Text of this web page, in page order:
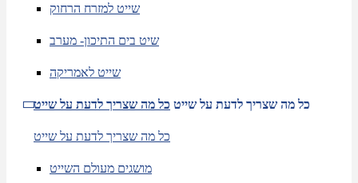
שייט למזרח הרחוק
שיט בים התיכון- מערב
שייט לאמריקה
כל מה שצריך לדעת על שייט כל מה שצריך לדעת על שייט
כל מה שצריך לדעת על שייט
מושגים מעולם השייט